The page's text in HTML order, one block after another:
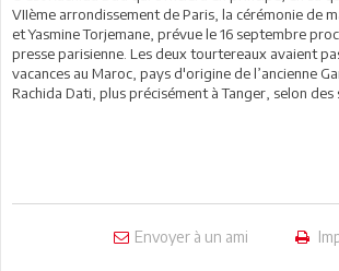
VIIème arrondissement de Paris, la cérémonie de
et Yasmine Torjemane, prévue le 16 septembre
presse parisienne. Les deux tourtereaux avaient
vacances au Maroc, pays d'origine de l’ancienne
Rachida Dati, plus précisément à Tanger, selon des
Envoyer à un ami